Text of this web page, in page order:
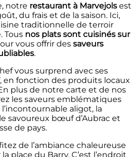
notre restaurant à Marvejols est
du frais et de la saison. Ici,
traditionnelle de terroir
Tous nos plats sont cuisinés sur
vous offrir des saveurs
.
vous surprend avec ses
en fonction des produits locaux
plus de notre carte et de nos
les saveurs emblématiques
aligot, la
savoureux bœuf d’Aubrac et
de pays.
de l’ambiance chaleureuse
place du Barry. C’est l’endroit